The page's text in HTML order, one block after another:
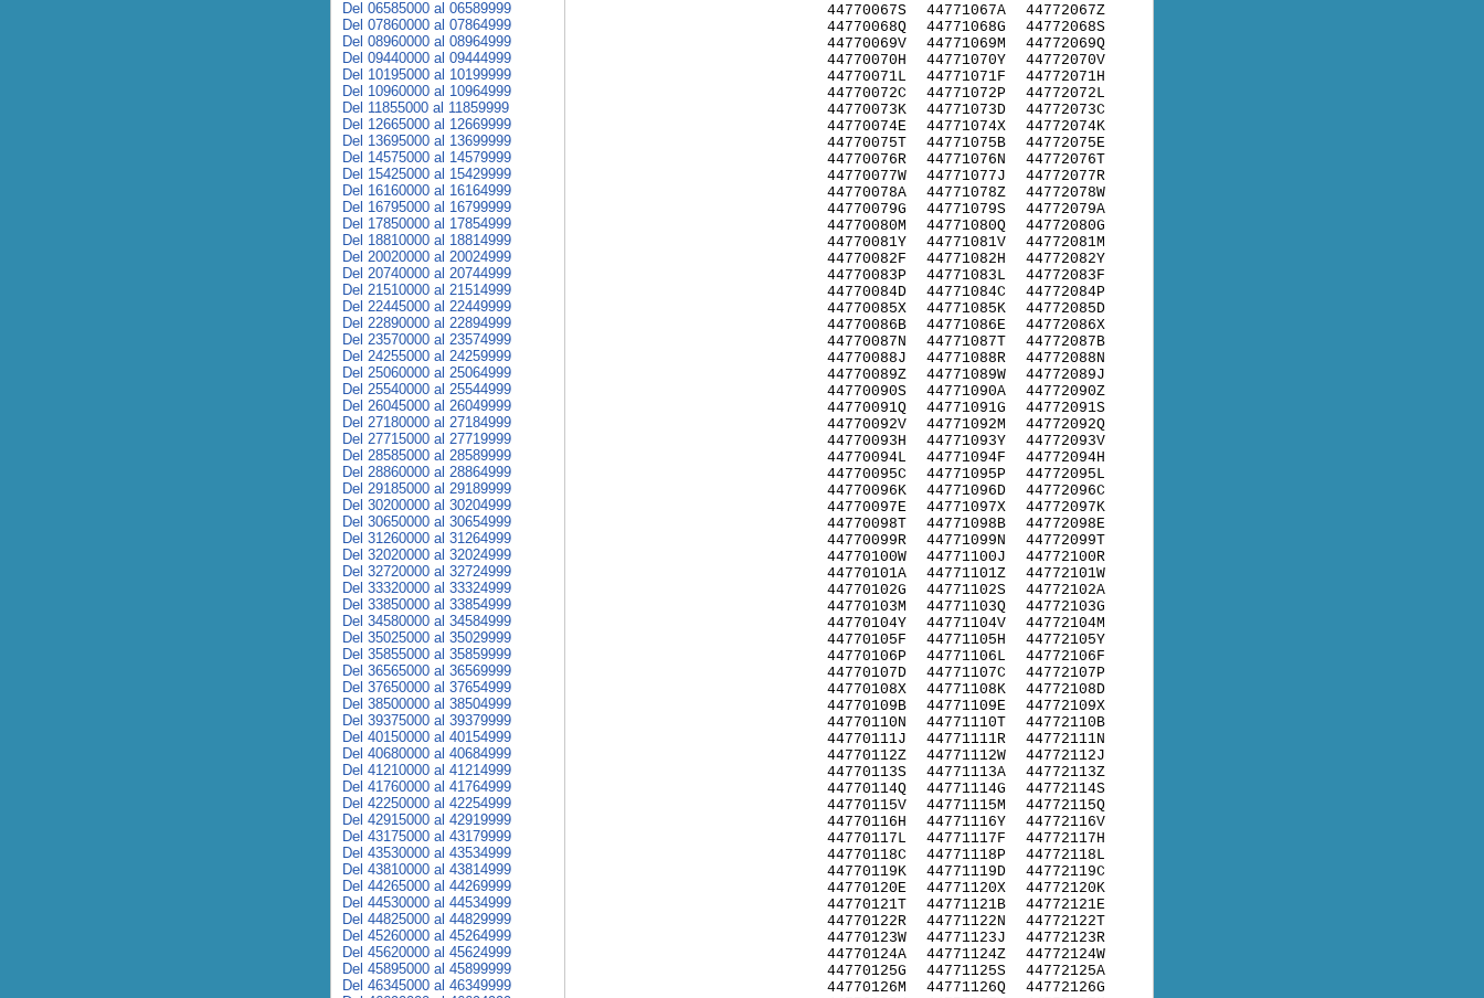
44770067S
44770068Q
44770069V
44770070H
44770071L
44770072C
44770073K
44770074E
44770075T
44770076R
44770077W
44770078A
44770079G
44770080M
44770081Y
44770082F
44770083P
44770084D
44770085X
44770086B
44770087N
44770088J
44770089Z
44770090S
44770091Q
44770092V
44770093H
44770094L
44770095C
44770096K
44770097E
44770098T
44770099R
44770100W
44770101A
44770102G
44770103M
44770104Y
44770105F
44770106P
44770107D
44770108X
44770109B
44770110N
44770111J
44770112Z
44770113S
44770114Q
44770115V
44770116H
44770117L
44770118C
44770119K
44770120E
44770121T
44770122R
44770123W
44770124A
44770125G
44770126M
44771067A
44771068G
44771069M
44771070Y
44771071F
44771072P
44771073D
44771074X
44771075B
44771076N
44771077J
44771078Z
44771079S
44771080Q
44771081V
44771082H
44771083L
44771084C
44771085K
44771086E
44771087T
44771088R
44771089W
44771090A
44771091G
44771092M
44771093Y
44771094F
44771095P
44771096D
44771097X
44771098B
44771099N
44771100J
44771101Z
44771102S
44771103Q
44771104V
44771105H
44771106L
44771107C
44771108K
44771109E
44771110T
44771111R
44771112W
44771113A
44771114G
44771115M
44771116Y
44771117F
44771118P
44771119D
44771120X
44771121B
44771122N
44771123J
44771124Z
44771125S
44771126Q
44772067Z
44772068S
44772069Q
44772070V
44772071H
44772072L
44772073C
44772074K
44772075E
44772076T
44772077R
44772078W
44772079A
44772080G
44772081M
44772082Y
44772083F
44772084P
44772085D
44772086X
44772087B
44772088N
44772089J
44772090Z
44772091S
44772092Q
44772093V
44772094H
44772095L
44772096C
44772097K
44772098E
44772099T
44772100R
44772101W
44772102A
44772103G
44772104M
44772105Y
44772106F
44772107P
44772108D
44772109X
44772110B
44772111N
44772112J
44772113Z
44772114S
44772115Q
44772116V
44772117H
44772118L
44772119C
44772120K
44772121E
44772122T
44772123R
44772124W
44772125A
44772126G
Del 06585000 al 06589999
Del 07860000 al 07864999
Del 08960000 al 08964999
Del 09440000 al 09444999
Del 10195000 al 10199999
Del 10960000 al 10964999
Del 11855000 al 11859999
Del 12665000 al 12669999
Del 13695000 al 13699999
Del 14575000 al 14579999
Del 15425000 al 15429999
Del 16160000 al 16164999
Del 16795000 al 16799999
Del 17850000 al 17854999
Del 18810000 al 18814999
Del 20020000 al 20024999
Del 20740000 al 20744999
Del 21510000 al 21514999
Del 22445000 al 22449999
Del 22890000 al 22894999
Del 23570000 al 23574999
Del 24255000 al 24259999
Del 25060000 al 25064999
Del 25540000 al 25544999
Del 26045000 al 26049999
Del 27180000 al 27184999
Del 27715000 al 27719999
Del 28585000 al 28589999
Del 28860000 al 28864999
Del 29185000 al 29189999
Del 30200000 al 30204999
Del 30650000 al 30654999
Del 31260000 al 31264999
Del 32020000 al 32024999
Del 32720000 al 32724999
Del 33320000 al 33324999
Del 33850000 al 33854999
Del 34580000 al 34584999
Del 35025000 al 35029999
Del 35855000 al 35859999
Del 36565000 al 36569999
Del 37650000 al 37654999
Del 38500000 al 38504999
Del 39375000 al 39379999
Del 40150000 al 40154999
Del 40680000 al 40684999
Del 41210000 al 41214999
Del 41760000 al 41764999
Del 42250000 al 42254999
Del 42915000 al 42919999
Del 43175000 al 43179999
Del 43530000 al 43534999
Del 43810000 al 43814999
Del 44265000 al 44269999
Del 44530000 al 44534999
Del 44825000 al 44829999
Del 45260000 al 45264999
Del 45620000 al 45624999
Del 45895000 al 45899999
Del 46345000 al 46349999